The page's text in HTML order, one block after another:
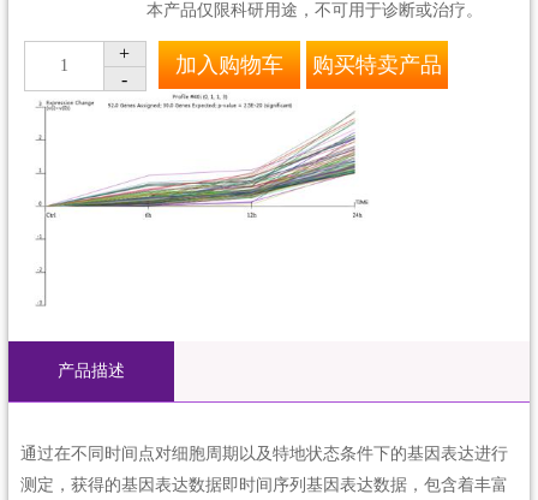
本产品仅限科研用途，不可用于诊断或治疗。
1
+
-
加入购物车 购买特卖产品
产品描述
通过在不同时间点对细胞周期以及特地状态条件下的基因表达进行
测定，获得的基因表达数据即时间序列基因表达数据，包含着丰富